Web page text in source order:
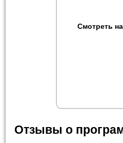
Смотреть
Отзывы о